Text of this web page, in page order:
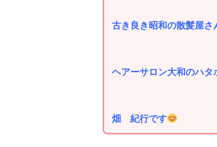
古き良き昭和の散髪屋さ
ヘアーサロン大和のハタ
畑 紀行です